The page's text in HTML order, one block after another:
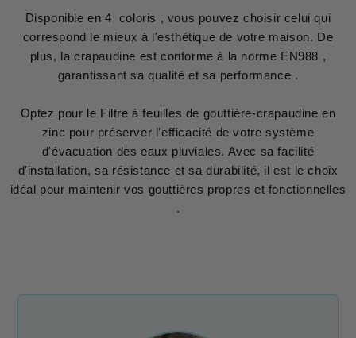
Disponible en 4 coloris , vous pouvez choisir celui qui
correspond le mieux à l'esthétique de votre maison. De
plus, la crapaudine est conforme à la norme EN988 ,
garantissant sa qualité et sa performance .
Optez pour le Filtre à feuilles de gouttière-crapaudine en
zinc pour préserver l'efficacité de votre système
d'évacuation des eaux pluviales. Avec sa facilité
d'installation, sa résistance et sa durabilité, il est le choix
idéal pour maintenir vos gouttières propres et fonctionnelles
.